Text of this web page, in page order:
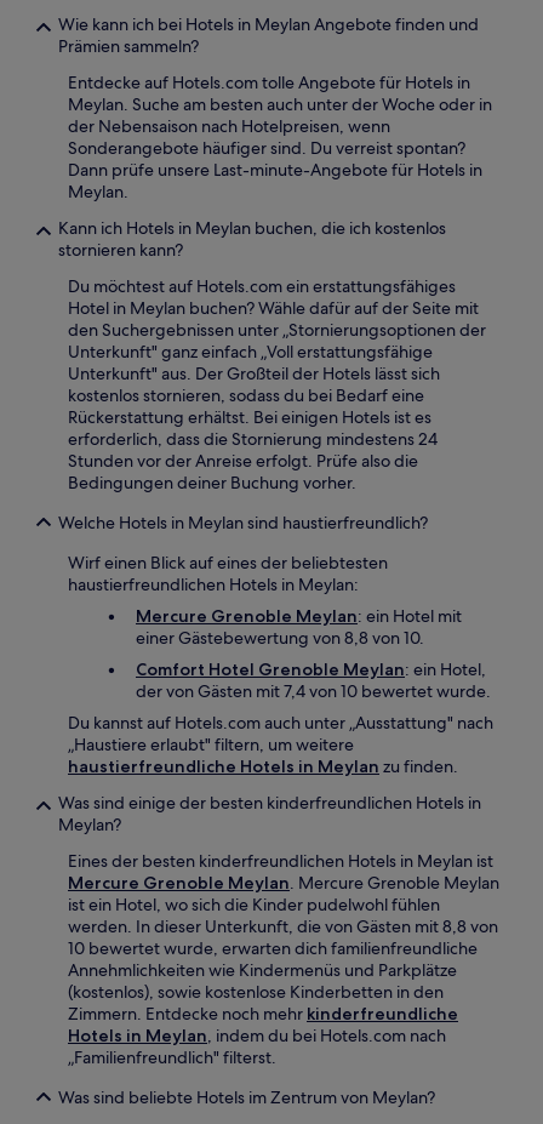
Wie kann ich bei Hotels in Meylan Angebote finden und
Prämien sammeln?
Entdecke auf Hotels.com tolle Angebote für Hotels in
Meylan. Suche am besten auch unter der Woche oder in
der Nebensaison nach Hotelpreisen, wenn
Sonderangebote häufiger sind. Du verreist spontan?
Dann prüfe unsere Last-minute-Angebote für Hotels in
Meylan.
Kann ich Hotels in Meylan buchen, die ich kostenlos
stornieren kann?
Du möchtest auf Hotels.com ein erstattungsfähiges
Hotel in Meylan buchen? Wähle dafür auf der Seite mit
den Suchergebnissen unter „Stornierungsoptionen der
Unterkunft" ganz einfach „Voll erstattungsfähige
Unterkunft" aus. Der Großteil der Hotels lässt sich
kostenlos stornieren, sodass du bei Bedarf eine
Rückerstattung erhältst. Bei einigen Hotels ist es
erforderlich, dass die Stornierung mindestens 24
Stunden vor der Anreise erfolgt. Prüfe also die
Bedingungen deiner Buchung vorher.
Welche Hotels in Meylan sind haustierfreundlich?
Wirf einen Blick auf eines der beliebtesten
haustierfreundlichen Hotels in Meylan:
Mercure Grenoble Meylan: ein Hotel mit
einer Gästebewertung von 8,8 von 10.
Comfort Hotel Grenoble Meylan: ein Hotel,
der von Gästen mit 7,4 von 10 bewertet wurde.
Du kannst auf Hotels.com auch unter „Ausstattung" nach
„Haustiere erlaubt" filtern, um weitere
haustierfreundliche Hotels in Meylan zu finden.
Was sind einige der besten kinderfreundlichen Hotels in
Meylan?
Eines der besten kinderfreundlichen Hotels in Meylan ist
Mercure Grenoble Meylan. Mercure Grenoble Meylan
ist ein Hotel, wo sich die Kinder pudelwohl fühlen
werden. In dieser Unterkunft, die von Gästen mit 8,8 von
10 bewertet wurde, erwarten dich familienfreundliche
Annehmlichkeiten wie Kindermenüs und Parkplätze
(kostenlos), sowie kostenlose Kinderbetten in den
Zimmern. Entdecke noch mehr kinderfreundliche
Hotels in Meylan, indem du bei Hotels.com nach
„Familienfreundlich" filterst.
Was sind beliebte Hotels im Zentrum von Meylan?